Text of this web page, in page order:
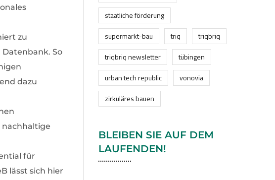
zu
So
dazu
nachhaltige
für
lässt sich hier
staatliche förderung
supermarkt-bau
triq
triqbriq
triqbriq newsletter
tübingen
urban tech republic
vonovia
zirkuläres bauen
BLEIBEN SIE AUF DEM
LAUFENDEN!